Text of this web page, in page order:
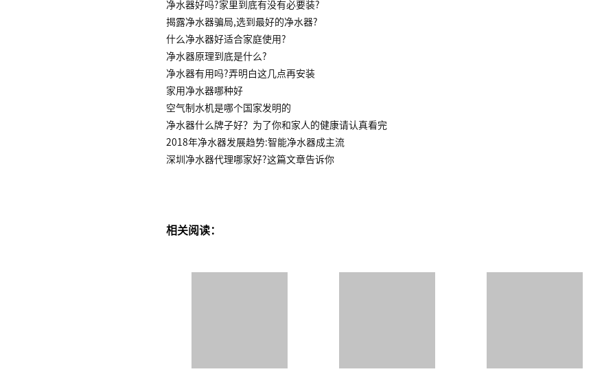
净水器好吗?家里到底有没有必要装?
揭露净水器骗局,选到最好的净水器?
什么净水器好适合家庭使用?
净水器原理到底是什么?
净水器有用吗?弄明白这几点再安装
家用净水器哪种好
空气制水机是哪个国家发明的
净水器什么牌子好？为了你和家人的健康请认真看完
2018年净水器发展趋势:智能净水器成主流
深圳净水器代理哪家好?这篇文章告诉你
相关阅读：